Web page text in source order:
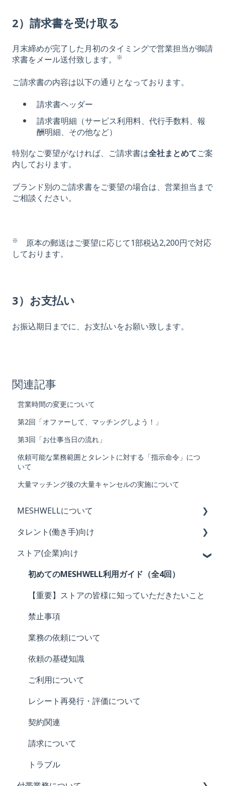
2）請求書を受け取る
月末締めが完了した月初のタイミングで営業担当が御請
求書をメール送付致します。 ※
ご請求書の内容は以下の通りとなっております。
請求書ヘッダー
請求書明細（サービス利用料、代行手数料、報
酬明細、その他など）
特別なご要望がなければ、ご請求書は全社まとめてご案
内しております。
ブランド別のご請求書をご要望の場合は、営業担当まで
ご相談ください。
※ 原本の郵送はご要望に応じて1部税込2,200円で対応
しております。
3）お支払い
お振込期日までに、お支払いをお願い致します。
関連記事
営業時間の変更について
第2回「オファーして、マッチングしよう！」
第3回「お仕事当日の流れ」
依頼可能な業務範囲とタレントに対する「指示命令」につ
いて
大量マッチング後の大量キャンセルの実施について
MESHWELLについて
MESHWELLの概要と特徴
会員登録・退会
ログイン・パスワード
メールアドレス
ユーザー名
評価
MESHWELL内の用語について
タレント(働き手)向け
初めてのMESHWELL利用ガイド（全４回）
MESHWELL ベーシック 〜心構え〜
本人確認
ユーザー名・タレントIDについて
お仕事の方式について
お仕事の注意点
海外からの利用
報酬振込依頼～受取まで
確定申告・源泉徴収・マイナンバーについて
トラブル
ストア(企業)向け
初めてのMESHWELL利用ガイド（全4回）
【重要】ストアの皆様に知っていただきたいこと
禁止事項
業務の依頼について
依頼の基礎知識
ご利用について
レシート再発行・評価について
契約関連
請求について
トラブル